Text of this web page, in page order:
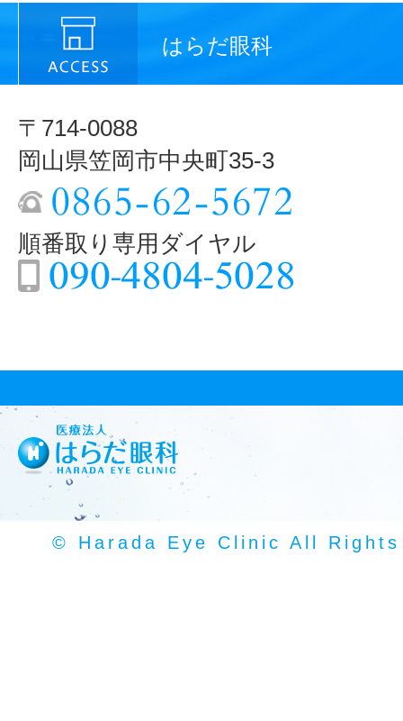
はらだ眼科
〒714-0088
岡山県笠岡市中央町35-3
順番取り専用ダイヤル
© Harada Eye Clinic All